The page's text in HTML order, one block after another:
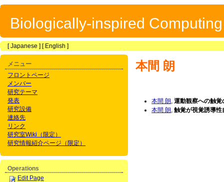
Biologically-inspired
[Japanese ] [ English ]
本間 朗
本間 朗, 運動観察への触
本間 朗, 触覚が視覚誘導
メニュー
フロントページ
メンバー
研究テーマ
発表
研究設備
連絡先
リンク
研究室Wiki（限定）
研究情報紹介ページ（限定）
Operations
Edit Page